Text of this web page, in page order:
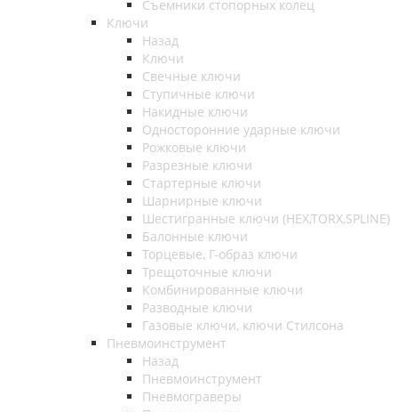
Съемники стопорных колец
Ключи
Назад
Ключи
Свечные ключи
Ступичные ключи
Накидные ключи
Односторонние ударные ключи
Рожковые ключи
Разрезные ключи
Стартерные ключи
Шарнирные ключи
Шестигранные ключи (HEX,TORX,SPLINE)
Балонные ключи
Торцевые, Г-образ ключи
Трещоточные ключи
Комбинированные ключи
Разводные ключи
Газовые ключи, ключи Стилсона
Пневмоинструмент
Назад
Пневмоинструмент
Пневмограверы